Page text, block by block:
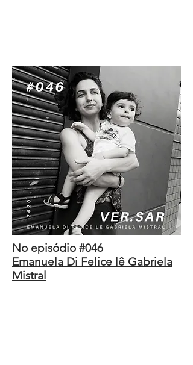
No episódio #046
Emanuela Di Felice lê Gabriela
Mistral